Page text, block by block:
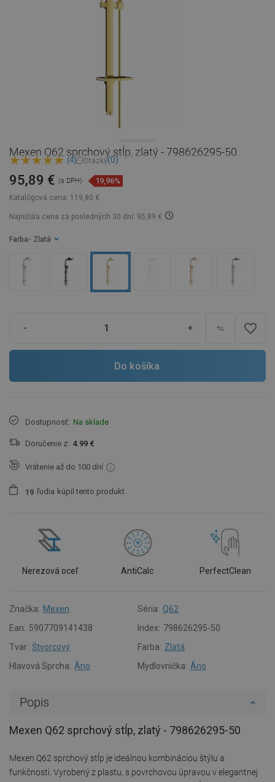
Mexen Q62 sprchový stĺp, zlatý - 798626295-50
(4) Otázky(0)
Katalógová cena: 119,80 €
95,89 € (s DPH) 19,96%
Najnižšia cena za posledných 30 dní: 95,89 €
Farba - Zlatá
- + favorite_border
Do košíka
Dostupnosť: Na sklade
Doručenie z: 4.99 €
Vrátenie až do 100 dní
1 9 ľudia kúpil tento produkt.
Nerezová oceľ AntiCalc PerfectClean
Značka: Mexen Séria: Q62
Ean: 5907709141438 Index: 798626295-50
Tvar: Štvorcový Farba: Zlatá
Hlavová Sprcha: Áno Mydlovnička: Áno
Popis
Mexen Q62 sprchový stĺp, zlatý - 798626295-50
Mexen Q62 sprchový stĺp je ideálnou kombináciou štýlu a
funkčnosti. Vyrobený z plastu, s povrchovou úpravou v elegantnej